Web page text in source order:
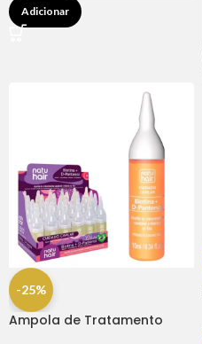
Adicionar
-25%
Ampola de Tratamento